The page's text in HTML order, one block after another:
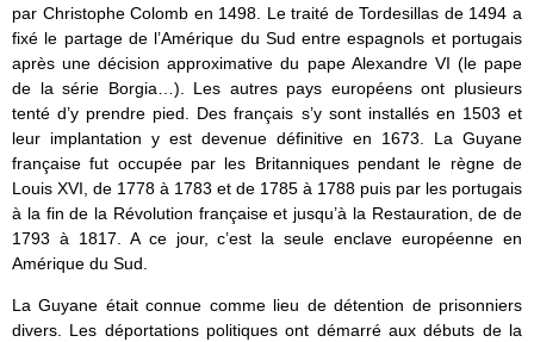
par Christophe Colomb en 1498. Le traité de Tordesillas de 1494 a
fixé le partage de l’Amérique du Sud entre espagnols et portugais
après une décision approximative du pape Alexandre VI (le pape
de la série Borgia…). Les autres pays européens ont plusieurs
tenté d’y prendre pied. Des français s’y sont installés en 1503 et
leur implantation y est devenue définitive en 1673. La Guyane
française fut occupée par les Britanniques pendant le règne de
Louis XVI, de 1778 à 1783 et de 1785 à 1788 puis par les portugais
à la fin de la Révolution française et jusqu’à la Restauration, de de
1793 à 1817. A ce jour, c’est la seule enclave européenne en
Amérique du Sud.
La Guyane était connue comme lieu de détention de prisonniers
divers. Les déportations politiques ont démarré aux débuts de la